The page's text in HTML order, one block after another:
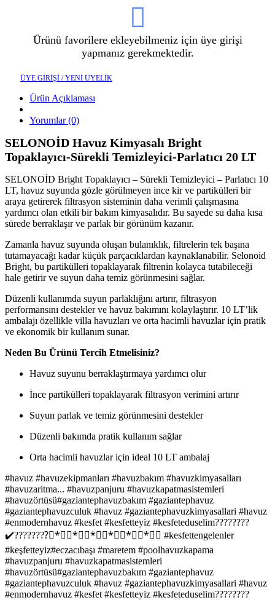
Ürünü favorilere ekleyebilmeniz için üye girişi
yapmanız gerekmektedir.
ÜYE GİRİŞİ / YENİ ÜYELİK
Ürün Açıklaması
Yorumlar (0)
SELONOİD Havuz Kimyasalı Bright
Topaklayıcı-Sürekli Temizleyici-Parlatıcı 20 LT
SELONOİD Bright Topaklayıcı – Sürekli Temizleyici – Parlatıcı 10
LT, havuz suyunda gözle görülmeyen ince kir ve partikülleri bir
araya getirerek filtrasyon sisteminin daha verimli çalışmasına
yardımcı olan etkili bir bakım kimyasalıdır. Bu sayede su daha kısa
sürede berraklaşır ve parlak bir görünüm kazanır.
Zamanla havuz suyunda oluşan bulanıklık, filtrelerin tek başına
tutamayacağı kadar küçük parçacıklardan kaynaklanabilir. Selonoid
Bright, bu partikülleri topaklayarak filtrenin kolayca tutabileceği
hale getirir ve suyun daha temiz görünmesini sağlar.
Düzenli kullanımda suyun parlaklığını artırır, filtrasyon
performansını destekler ve havuz bakımını kolaylaştırır. 10 LT’lik
ambalajı özellikle villa havuzları ve orta hacimli havuzlar için pratik
ve ekonomik bir kullanım sunar.
Neden Bu Ürünü Tercih Etmelisiniz?
Havuz suyunu berraklaştırmaya yardımcı olur
İnce partikülleri topaklayarak filtrasyon verimini artırır
Suyun parlak ve temiz görünmesini destekler
Düzenli bakımda pratik kullanım sağlar
Orta hacimli havuzlar için ideal 10 LT ambalaj
#havuz #havuzekipmanları #havuzbakım #havuzkimyasalları
#havuzaritma... #havuzpanjuru #havuzkapatmasistemleri
#havuzörtüsü#gaziantephavuzbakım #gaziantephavuz
#gaziantephavuzculuk #havuz #gaziantephavuzkimyasallari #havuz
#enmodernhavuz #kesfet #kesfetteyiz #kesfeteduselim????????
✔️????????⃣*⃣⃣*⃣⃣*⃣⃣*⃣⃣*⃣⃣*⃣⃣ #kesfettengelenler
#keşfetteyiz#eczacıbaşı #maretem #poolhavuzkapama
#havuzpanjuru #havuzkapatmasistemleri
#havuzörtüsü#gaziantephavuzbakım #gaziantephavuz
#gaziantephavuzculuk #havuz #gaziantephavuzkimyasallari #havuz
#enmodernhavuz #kesfet #kesfetteyiz #kesfeteduselim????????